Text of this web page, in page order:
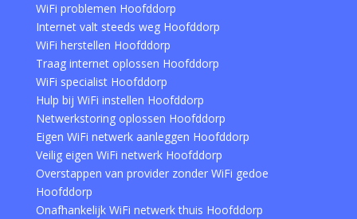
WiFi problemen Hoofddorp
Internet valt steeds weg Hoofddorp
WiFi herstellen Hoofddorp
Traag internet oplossen Hoofddorp
WiFi specialist Hoofddorp
Hulp bij WiFi instellen Hoofddorp
Netwerkstoring oplossen Hoofddorp
Eigen WiFi netwerk aanleggen Hoofddorp
Veilig eigen WiFi netwerk Hoofddorp
Overstappen van provider zonder WiFi gedoe
Hoofddorp
Onafhankelijk WiFi netwerk thuis Hoofddorp